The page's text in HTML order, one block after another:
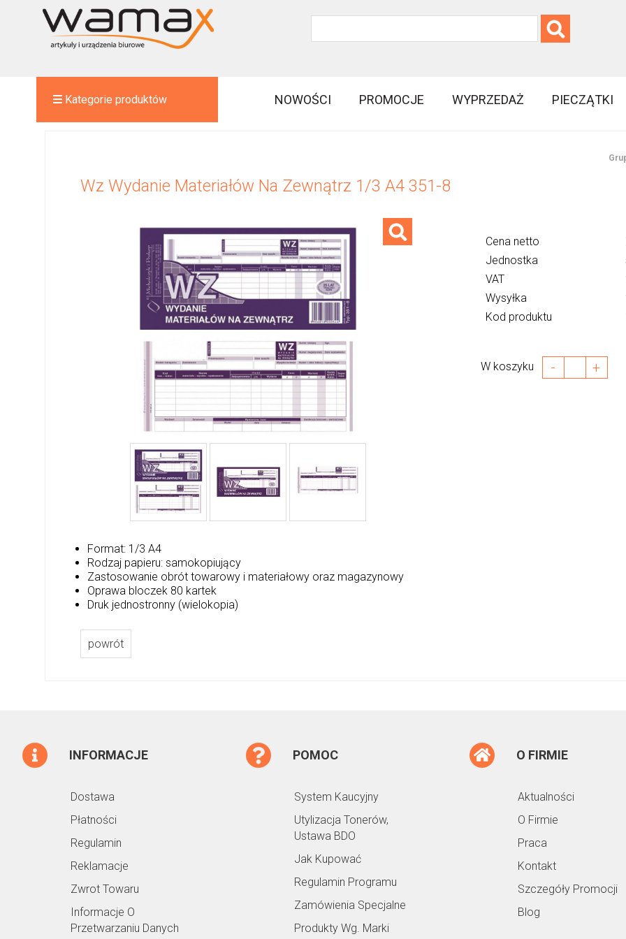
Kategorie produktów NOWOŚCI PROMOCJE WYPRZEDAŻ PIECZĄTKI
Wz Wydanie Materiałów Na Zewnątrz 1/3 A4 351-8
Cena netto
Jednostka
VAT
Wysyłka
Kod produktu
W koszyku - +
Format: 1/3 A4
Rodzaj papieru: samokopiujący
Zastosowanie obrót towarowy i materiałowy oraz magazynowy
Oprawa bloczek 80 kartek
Druk jednostronny (wielokopia)
powrót
INFORMACJE
Dostawa
Płatności
Regulamin
Reklamacje
Zwrot Towaru
Informacje O
Przetwarzaniu Danych
POMOC
System Kaucyjny
Utylizacja Tonerów,
Ustawa BDO
Jak Kupować
Regulamin Programu
Zamówienia Specjalne
Produkty Wg. Marki
O FIRMIE
Aktualności
O Firmie
Praca
Kontakt
Szczegóły Promocji
Blog